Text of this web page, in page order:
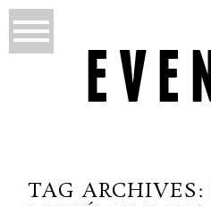
TAG ARCHIVES: